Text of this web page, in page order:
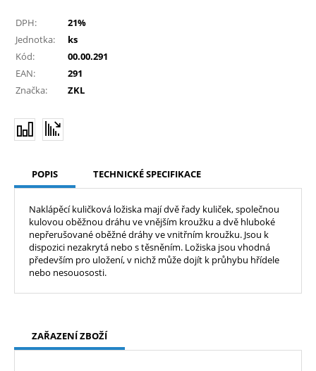
DPH:
21%
Jednotka:
ks
Kód:
00.00.291
EAN:
291
Značka:
ZKL
POPIS TECHNICKÉ SPECIFIKACE
Naklápěcí kuličková ložiska mají dvě řady kuliček, společnou
kulovou oběžnou dráhu ve vnějším kroužku a dvě hluboké
nepřerušované oběžné dráhy ve vnitřním kroužku. Jsou k
dispozici nezakrytá nebo s těsněním. Ložiska jsou vhodná
především pro uložení, v nichž může dojít k průhybu hřídele
nebo nesouososti.
ZAŘAZENÍ ZBOŽÍ